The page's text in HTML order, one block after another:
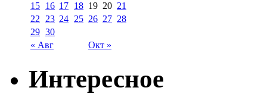
« Авг Окт »
15 16 17 18 19 20 21
22
23 24 25 26 27 28
29 30
Интересное